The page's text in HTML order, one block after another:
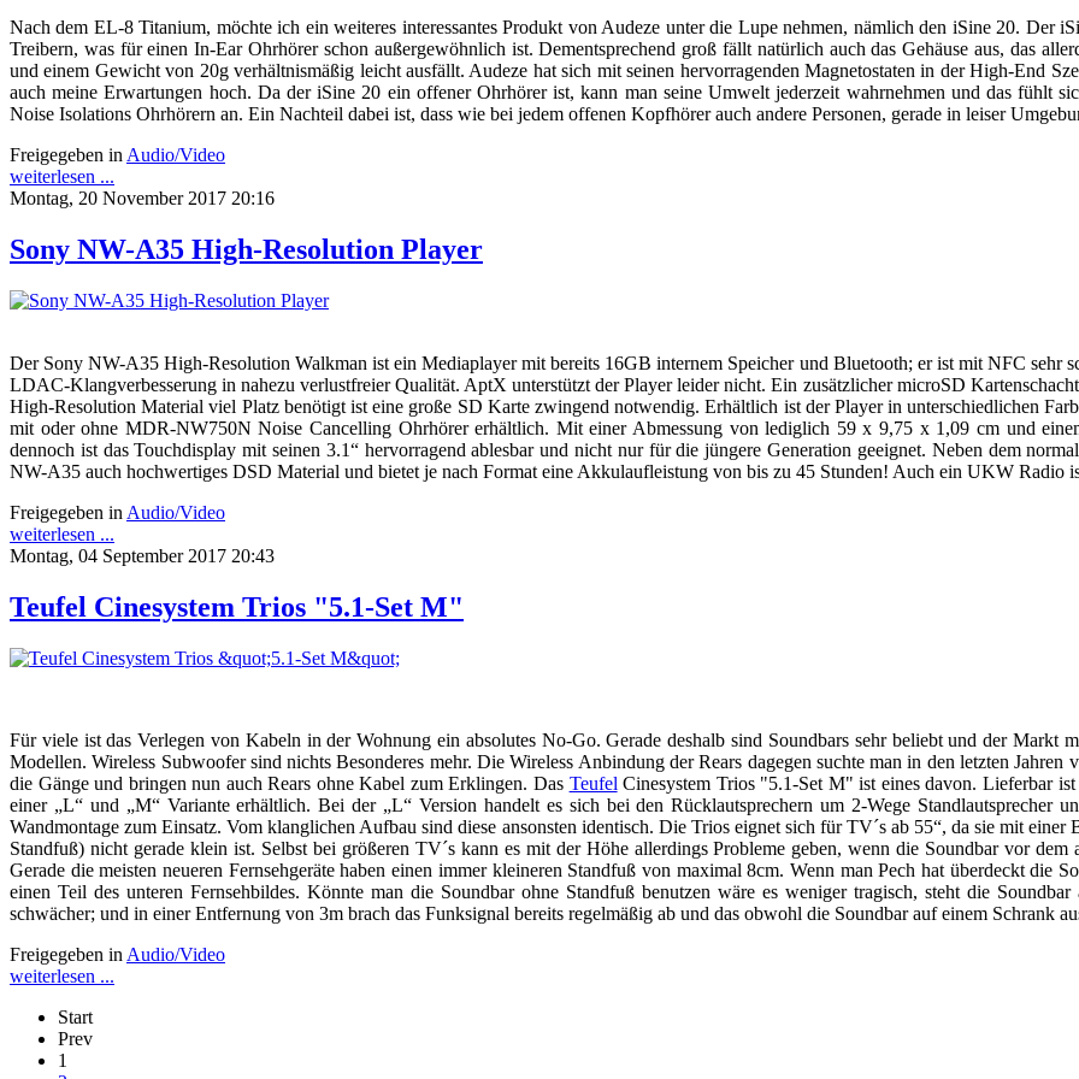
Nach dem EL-8 Titanium, möchte ich ein weiteres interessantes Produkt von Audeze unter die Lupe nehmen, nämlich den iSine 20. Der
Treibern, was für einen In-Ear Ohrhörer schon außergewöhnlich ist. Dementsprechend groß fällt natürlich auch das Gehäuse aus, das
und einem Gewicht von 20g verhältnismäßig leicht ausfällt. Audeze hat sich mit seinen hervorragenden Magnetostaten in der High-End
auch meine Erwartungen hoch. Da der iSine 20 ein offener Ohrhörer ist, kann man seine Umwelt jederzeit wahrnehmen und das fühlt
Noise Isolations Ohrhörern an. Ein Nachteil dabei ist, dass wie bei jedem offenen Kopfhörer auch andere Personen, gerade in leiser
Freigegeben in Audio/Video
weiterlesen ...
Montag, 20 November 2017 20:16
Sony NW-A35 High-Resolution Player
Der Sony NW-A35 High-Resolution Walkman ist ein Mediaplayer mit bereits 16GB internem Speicher und Bluetooth; er ist mit NFC sehr
LDAC-Klangverbesserung in nahezu verlustfreier Qualität. AptX unterstützt der Player leider nicht. Ein zusätzlicher microSD
High-Resolution Material viel Platz benötigt ist eine große SD Karte zwingend notwendig. Erhältlich ist der Player in unterschiedlichen
mit oder ohne MDR-NW750N Noise Cancelling Ohrhörer erhältlich. Mit einer Abmessung von lediglich 59 x 9,75 x 1,09 cm und
dennoch ist das Touchdisplay mit seinen 3.1“ hervorragend ablesbar und nicht nur für die jüngere Generation geeignet. Neben dem
NW-A35 auch hochwertiges DSD Material und bietet je nach Format eine Akkulaufleistung von bis zu 45 Stunden! Auch ein UKW Radio
Freigegeben in Audio/Video
weiterlesen ...
Montag, 04 September 2017 20:43
Teufel Cinesystem Trios "5.1-Set M"
Für viele ist das Verlegen von Kabeln in der Wohnung ein absolutes No-Go. Gerade deshalb sind Soundbars sehr beliebt und der Markt
Modellen. Wireless Subwoofer sind nichts Besonderes mehr. Die Wireless Anbindung der Rears dagegen suchte man in den letzten
die Gänge und bringen nun auch Rears ohne Kabel zum Erklingen. Das Teufel Cinesystem Trios "5.1-Set M" ist eines davon. Lieferbar
einer „L“ und „M“ Variante erhältlich. Bei der „L“ Version handelt es sich bei den Rücklautsprechern um 2-Wege Standlautsprecher
Wandmontage zum Einsatz. Vom klanglichen Aufbau sind diese ansonsten identisch. Die Trios eignet sich für TV´s ab 55“, da sie mit
Standfuß) nicht gerade klein ist. Selbst bei größeren TV´s kann es mit der Höhe allerdings Probleme geben, wenn die Soundbar vor
Gerade die meisten neueren Fernsehgeräte haben einen immer kleineren Standfuß von maximal 8cm. Wenn man Pech hat überdeckt die
einen Teil des unteren Fernsehbildes. Könnte man die Soundbar ohne Standfuß benutzen wäre es weniger tragisch, steht die
schwächer; und in einer Entfernung von 3m brach das Funksignal bereits regelmäßig ab und das obwohl die Soundbar auf einem Schrank
Freigegeben in Audio/Video
weiterlesen ...
Start
Prev
1